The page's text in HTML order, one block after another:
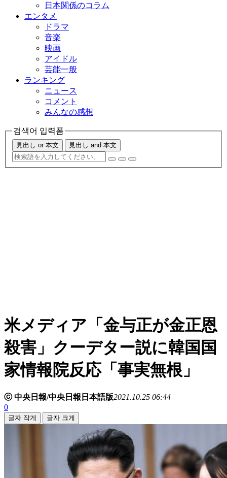
日本関係のコラム
エンタメ
ドラマ
音楽
映画
アイドル
芸能一般
ランキング
ニュース
コメント
みんなの感想
검색어 입력폼
見出し or 本文 見出し and 本文
米メディア「金与正が金正恩
殺害」クーデター説に韓国国
家情報院反応「事実無根」
ⓒ 中央日報/中央日報日本語版2021.10.25 06:44
0
글자 작게 글자 크게